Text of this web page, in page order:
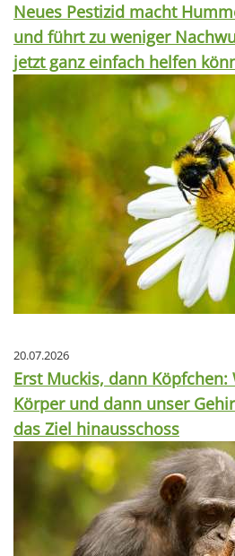
Neues Pestizid macht
und führt zu weniger
jetzt ganz einfach helfen
20.07.2026
Erst Muckis, dann
Körper und dann unser
das Ziel hinausschoss